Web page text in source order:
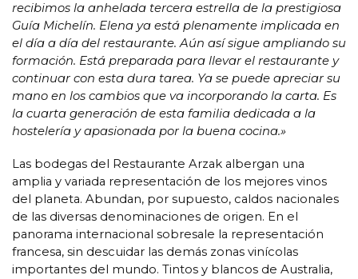
recibimos la anhelada tercera estrella de la prestigiosa
Guía Michelín. Elena ya está plenamente implicada en
el día a día del restaurante. Aún así sigue ampliando su
formación. Está preparada para llevar el restaurante y
continuar con esta dura tarea. Ya se puede apreciar su
mano en los cambios que va incorporando la carta. Es
la cuarta generación de esta familia dedicada a la
hostelería y apasionada por la buena cocina.»
Las bodegas del Restaurante Arzak albergan una
amplia y variada representación de los mejores vinos
del planeta. Abundan, por supuesto, caldos nacionales
de las diversas denominaciones de origen. En el
panorama internacional sobresale la representación
francesa, sin descuidar las demás zonas vinícolas
importantes del mundo. Tintos y blancos de Australia,